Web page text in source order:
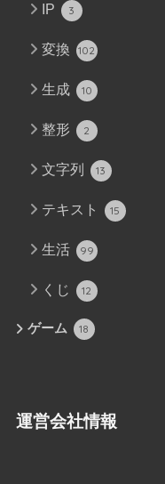
IP 3
変換 102
生成 10
整形 2
文字列 13
テキスト 15
生活 99
くじ 12
ゲーム 18
運営会社情報